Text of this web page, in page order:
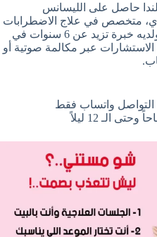
حاصل على الليسانس
متخصص في علاج الاضطرابات
المزاجية والاكتئاب والقلق والفوبيا ولديه خبرة تزيد عن 6 سنوات في
الاستشارات عبر مكالمة صوتية أو
التواصل واتساب فقط